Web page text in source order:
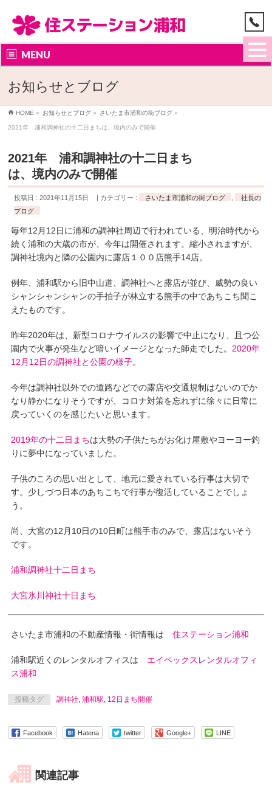
MENU
お知らせとブログ
HOME » お知らせとブログ » さいたま市浦和の街ブログ »
2021年 浦和調神社の十二日まちは、境内のみで開催
2021年 浦和調神社の十二日まち
は、境内のみで開催
投稿日 : 2021年11月15日 カテゴリー : さいたま市浦和の街ブログ
社長の
ブログ
毎年12月12日に浦和の調神社周辺で行われている、明治時代から
続く浦和の大歳の市が、今年は開催されます。縮小されますが、
調神社境内と隣の公園内に露店１００店熊手14店。
例年、浦和駅から旧中山道、調神社へと露店が並び、威勢の良い
シャンシャンシャンの手拍子が林立する熊手の中であちこち聞こ
えたものです。
昨年2020年は、新型コロナウイルスの影響で中止になり、且つ公
園内で火事が発生など暗いイメージとなった師走でした。 2020年
12月12日の調神社と公園の様子。
今年は調神社以外での道路などでの露店や交通規制はないのでか
なり静かになりそうですが、コロナ対策を忘れずに徐々に日常に
戻っていくのを感じたいと思います。
2019年の十二日まちは大勢の子供たちがお化け屋敷やヨーヨー釣
りに夢中になっていました。
子供のころの思い出として、地元に愛されている行事は大切で
す。少しづつ日本のあちこちで行事が復活していることでしょ
う。
尚、大宮の12月10日の10日町は熊手市のみで、露店はないそう
です。
浦和調神社十二日まち
大宮氷川神社十日まち
さいたま市浦和の不動産情報・街情報は住ステーション浦和
浦和駅近くのレンタルオフィスは エイペックスレンタルオフィ
ス浦和
投稿タグ 調神社,浦和駅, 12日まち開催
Facebook Hatena twitter Google+ LINE
関連記事